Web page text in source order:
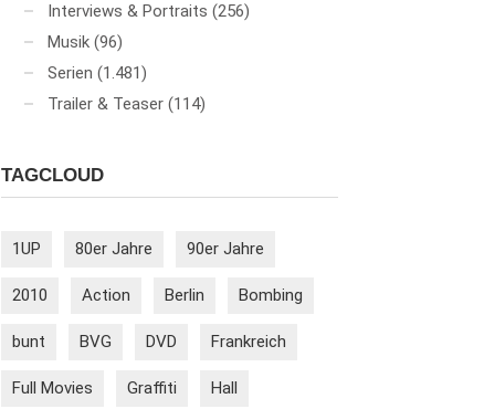
Interviews & Portraits (256)
Musik (96)
Serien (1.481)
Trailer & Teaser (114)
TAGCLOUD
1UP 80er Jahre 90er Jahre
2010 Action Berlin Bombing
bunt BVG DVD Frankreich
Full Movies Graffiti Hall